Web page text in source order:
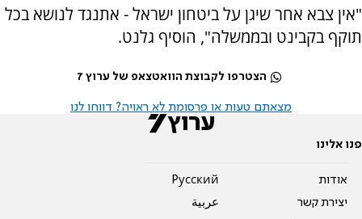
"אין צבא אחר שיגן על ביטחון ישראל - אתנגד לנושא בכל
תוקף בקבינט ובממשלה", הוסיף גלנט.
הצטרפו לקבוצת הוואטצאפ של ערוץ 7
מצאתם טעות או פרסומת לא ראויה? דווחו לנו
פנו אלינו
אודות
יצירת קשר
Pусский
عربية